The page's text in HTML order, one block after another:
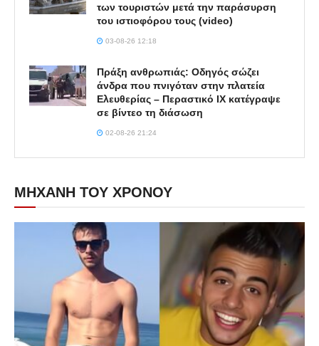
των τουριστών μετά την παράσυρση
του ιστιοφόρου τους (video)
03-08-26 12:18
Πράξη ανθρωπιάς: Οδηγός σώζει
άνδρα που πνιγόταν στην πλατεία
Ελευθερίας – Περαστικό ΙΧ κατέγραψε
σε βίντεο τη διάσωση
02-08-26 21:24
ΜΗΧΑΝΗ ΤΟΥ ΧΡΟΝΟΥ